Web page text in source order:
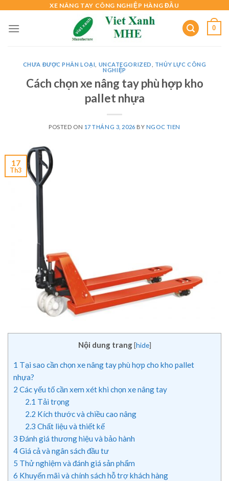
content
XE NÂNG TAY CÔNG NGHIỆP HÀNG ĐẦU
0
CHƯA ĐƯỢC PHÂN LOẠI UNCATEGORIZED
THỦY LỰC CÔNG
NGHIỆP
Cách chọn xe nâng tay phù hợp kho
pallet nhựa
POSTED ON 17 THÁNG 3, 2026 BY NGOC TIEN
17
Th3
Nội dung trang [hide]
1 Tại sao cần chọn xe nâng tay phù hợp cho kho pallet
nhựa?
2 Các yếu tố cần xem xét khi chọn xe nâng tay
2.1 Tải trọng
2.2 Kích thước và chiều cao nâng
2.3 Chất liệu và thiết kế
3 Đánh giá thương hiệu và bảo hành
4Giá cả và ngân sách đầu tư
5 Thử nghiệm và đánh giá sản phẩm
6 Khuyến mãi và chính sách hỗ trợ khách hàng